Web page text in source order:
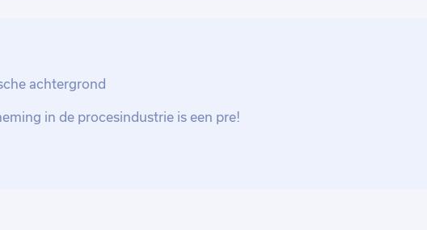
achtergrond
in de procesindustrie is een pre!